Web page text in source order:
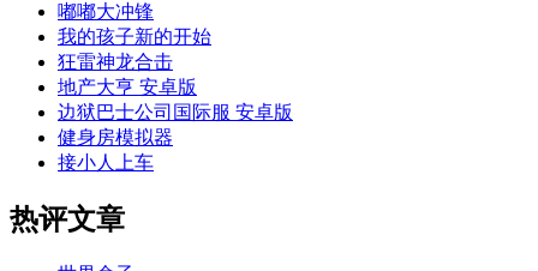
嘟嘟大冲锋
我的孩子新的开始
狂雷神龙合击
地产大亨 安卓版
边狱巴士公司国际服 安卓版
健身房模拟器
接小人上车
热评文章